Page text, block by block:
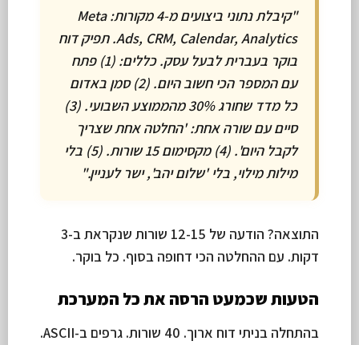
"קיבלת נתוני ביצועים מ-4 מקורות: Meta
Ads, CRM, Calendar, Analytics. תפיק דוח
בוקר בעברית לבעל עסק. כללים: (1) פתח
עם המספר הכי חשוב היום. (2) סמן באדום
כל מדד שחורג 30% מהממוצע השבועי. (3)
סיים עם שורה אחת: 'החלטה אחת שצריך
לקבל היום'. (4) מקסימום 15 שורות. (5) בלי
מילות מילוי, בלי 'שלום יהב', ישר לעניין."
התוצאה? הודעה של 12-15 שורות שנקראת ב-3
דקות. עם ההחלטה הכי דחופה בסוף. כל בוקר.
הטעות שכמעט הרסה את כל המערכת
בהתחלה בניתי דוח ארוך. 40 שורות. גרפים ב-ASCII.